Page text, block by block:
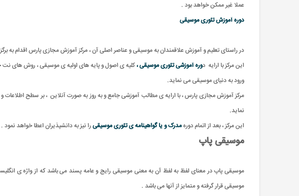
عملا غیر ممکن خواهد بود .
دوره آموزش تئوری موسیقی
در راستای تعلیم و آموزش علاقمندان به موسیقی و عناصر اصلی آن ، مرکز آموزش مجازی پارس اقدام به
این مرکز با ارایه دوره آموزشی تئوری موسیقی ،کلیه ی اصول و پایه های اولیه ی موسیقی ، روش های نت
ورود به دنیای موسیقی می نماید.
مرکز آموزش مجازی پارس ، با ارایه ی مطالب آموزشی جامع و به روز به صورت آنلاین ، بر سطح
نماید.
این مرکز ، بعد از اتمام دورهمدرک و یا گواهینامه ی تئوری موسیقیرا نیز به دانشپذیران اعطا خواهد نمود
موسیقی پاپ
موسیقی قرار گرفته و متمایز از آنها می باشد .